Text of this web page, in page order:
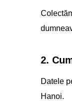
2.
Datele
Hanoi.